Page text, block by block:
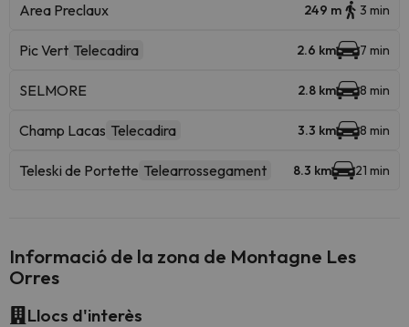
Area Preclaux 249 m 3 min
Pic Vert Telecadira 2.6 km 7 min
SELMORE 2.8 km 8 min
Champ Lacas Telecadira 3.3 km 8 min
Teleski de Portette Telearrossegament 8.3 km 21 min
Informació de la zona de Montagne Les
Orres
Llocs d'interès